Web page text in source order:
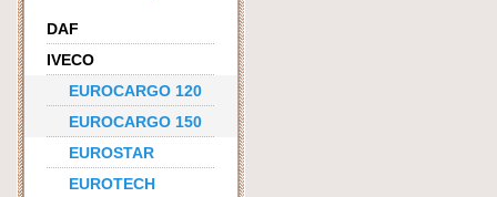
DAF
IVECO
EUROCARGO 120
EUROCARGO 150
EUROSTAR
EUROTECH